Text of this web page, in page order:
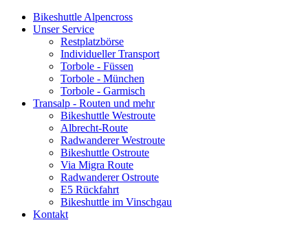
Bikeshuttle Alpencross
Unser Service
Restplatzbörse
Individueller Transport
Torbole - Füssen
Torbole - München
Torbole - Garmisch
Transalp - Routen und mehr
Bikeshuttle Westroute
Albrecht-Route
Radwanderer Westroute
Bikeshuttle Ostroute
Via Migra Route
Radwanderer Ostroute
E5 Rückfahrt
Bikeshuttle im Vinschgau
Kontakt